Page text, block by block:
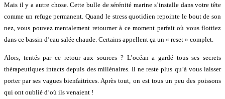
Mais il y a autre chose. Cette bulle de sérénité marine s’installe dans votre tête
comme un refuge permanent. Quand le stress quotidien repointe le bout de son
nez, vous pouvez mentalement retourner à ce moment parfait où vous flottiez
dans ce bassin d’eau salée chaude. Certains appellent ça un « reset » complet.
Alors, tentés par ce retour aux sources ? L’océan a gardé tous ses secrets
thérapeutiques intacts depuis des millénaires. Il ne reste plus qu’à vous laisser
porter par ses vagues bienfaitrices. Après tout, on est tous un peu des poissons
qui ont oublié d’où ils venaient !